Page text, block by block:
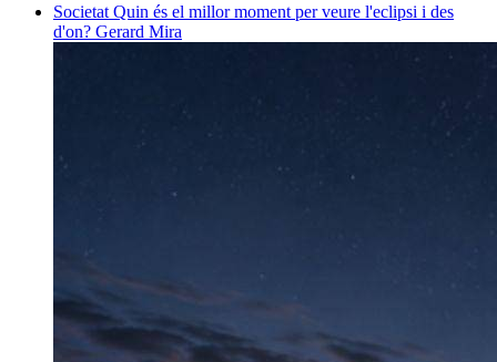
Societat Quin és el millor moment per veure l'eclipsi i des
d'on? Gerard Mira